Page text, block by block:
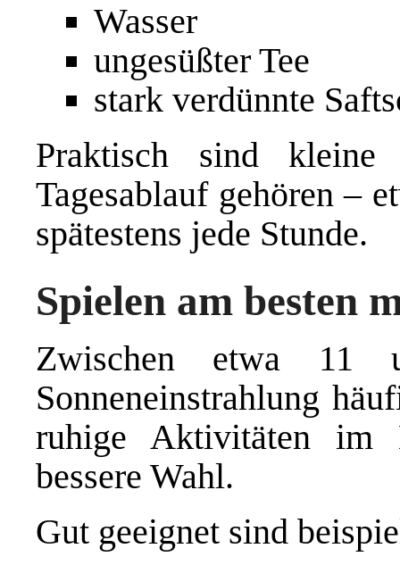
Wasser
ungesüßter Tee
stark verdünnte
Praktisch sind
Tagesablauf gehören –
spätestens jede Stunde.
Spielen am besten
Zwischen etwa
Sonneneinstrahlung
ruhige Aktivitäten im
bessere Wahl.
Gut geeignet sind